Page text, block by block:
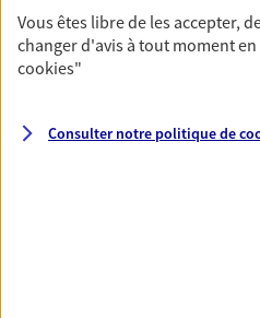
équipements et stocks…
responsabilité civile.
Découvrir l'offre Multirisque
Vous êtes libre de les accepter,
changer d'avis à tout moment
cookies"
Consulter notre politique de